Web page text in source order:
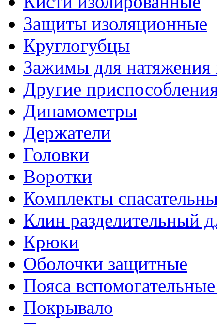
Защиты изоляционные
Круглогубцы
Зажимы для натяжения
Другие
Динамометры
Держатели
Головки
Воротки
Комплекты
Клин разделительный
Крюки
Оболочки защитные
Пояса
Покрывало